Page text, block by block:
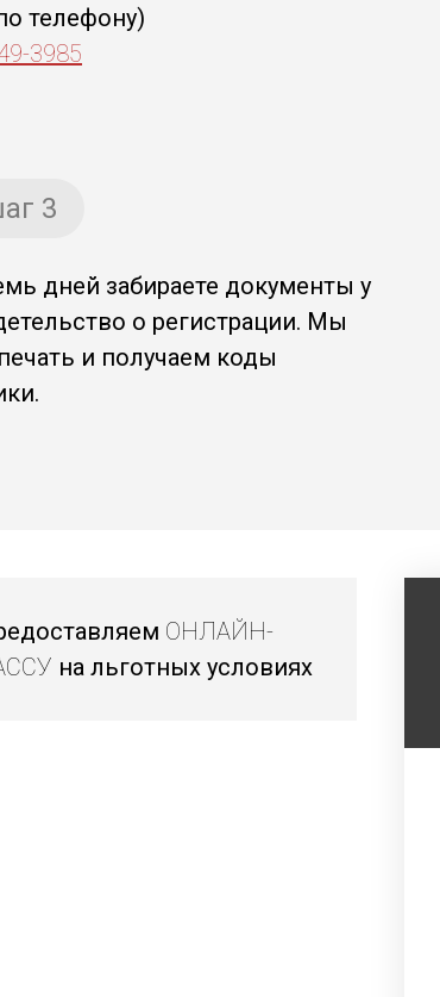
телефону)
3985
3
дней забираете документы у
о регистрации. Мы
и получаем коды
ОНЛАЙН-
на льготных условиях